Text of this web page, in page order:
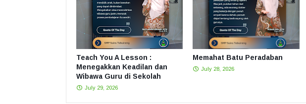
Teach You A Lesson :
Menegakkan Keadilan dan
Wibawa Guru di Sekolah
July 29, 2026
Memahat Batu Peradaban
July 28, 2026